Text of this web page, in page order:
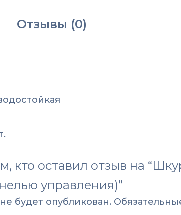
Отзывы (0)
кто оставил отзыв на
управления)”
будет опубликован.